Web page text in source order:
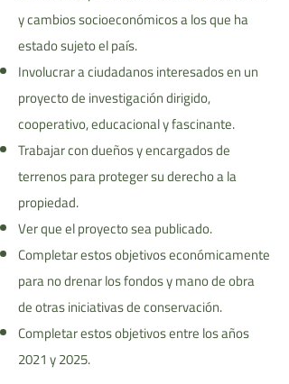
y cambios socioeconómicos a los que ha
estado sujeto el país.
Involucrar a ciudadanos interesados en un
proyecto de investigación dirigido,
cooperativo, educacional y fascinante.
Trabajar con dueños y encargados de
terrenos para proteger su derecho a la
propiedad.
Ver que el proyecto sea publicado.
Completar estos objetivos económicamente
para no drenar los fondos y mano de obra
de otras iniciativas de conservación.
Completar estos objetivos entre los años
2021 y 2025.